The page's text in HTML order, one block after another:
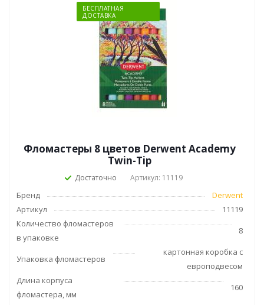
БЕСПЛАТНАЯ
ДОСТАВКА
Фломастеры 8 цветов Derwent Academy
Twin-Tip
Достаточно Артикул: 11119
Бренд
Derwent
Артикул
11119
Количество фломастеров
в упаковке
8
Упаковка фломастеров
картонная коробка с
европодвесом
Длина корпуса
фломастера, мм
160